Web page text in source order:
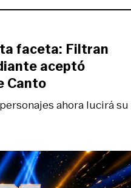
ahora lucirá su
faceta: Filtran
aceptó
Canto